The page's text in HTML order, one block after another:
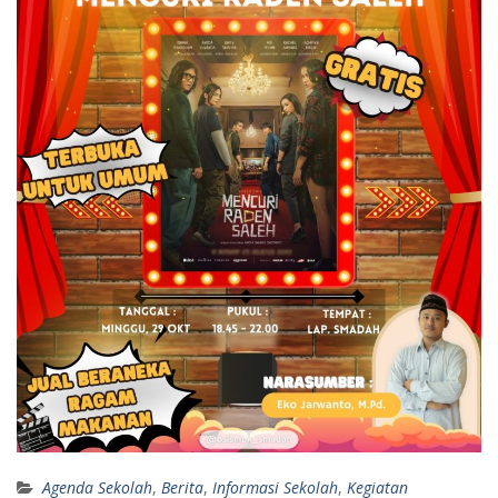
Agenda Sekolah, Berita, Informasi Sekolah, Kegiatan